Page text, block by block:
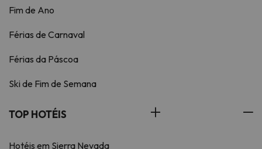
Fim de Ano
Férias de Carnaval
Férias da Páscoa
Ski de Fim de Semana
TOP HOTÉIS
Hotéis em Sierra Nevada